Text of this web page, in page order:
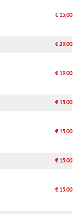
€ 15,00
€ 29,00
€ 19,00
€ 15,00
€ 15,00
€ 15,00
€ 15,00